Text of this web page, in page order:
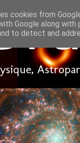
cookies from
Google along
to detect and